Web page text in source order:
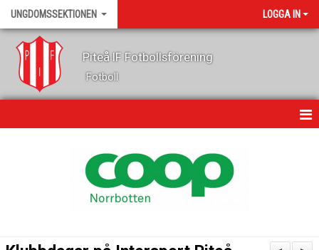
UNGDOMSSEKTIONEN LOGGA IN
Piteå IF Fotbollsförening
Fotboll